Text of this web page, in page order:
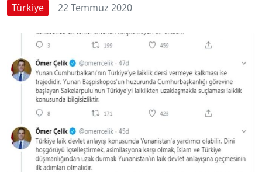
Türkiye 22 Temmuz 2020